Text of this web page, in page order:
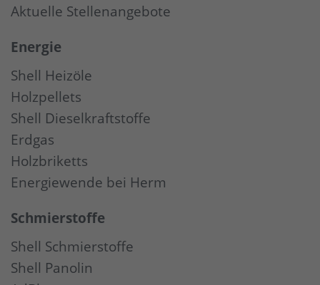
Aktuelle Stellenangebote
Energie
Shell Heizöle
Holzpellets
Shell Dieselkraftstoffe
Erdgas
Holzbriketts
Energiewende bei Herm
Schmierstoffe
Shell Schmierstoffe
Shell Panolin